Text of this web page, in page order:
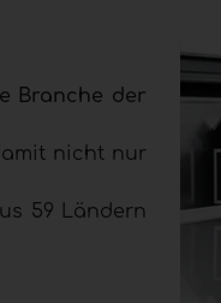
Branche der
nicht nur
59 Ländern